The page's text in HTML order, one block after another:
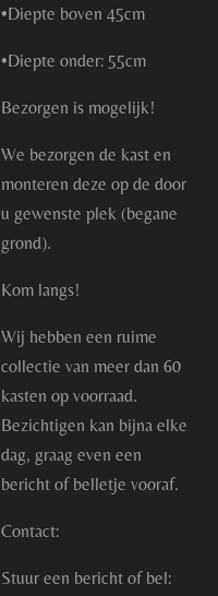
•Diepte boven 45cm
•Diepte onder: 55cm
Bezorgen is mogelijk!
We bezorgen de kast en
monteren deze op de door
u gewenste plek (begane
grond).
Kom langs!
Wij hebben een ruime
collectie van meer dan 60
kasten op voorraad.
Bezichtigen kan bijna elke
dag, graag even een
bericht of belletje vooraf.
Contact:
Stuur een bericht of bel: